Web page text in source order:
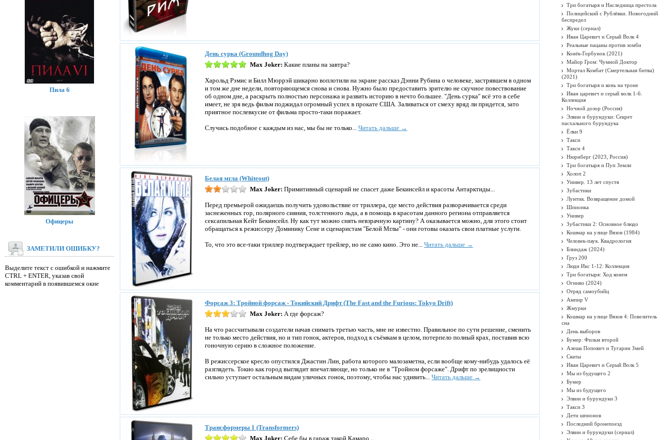
День сурка (Groundhog Day)
Max Joker: Какие планы на завтра?
Харольд Рэмис и Билл Мюррэй шикарно воплотили на экране рассказ Дэнни Рубина о человеке, застрявшем в одном
и том же дне недели, повторяющемся снова и снова. Нужно было предоставить зрителю не скучное повествование
об одном дне, а раскрыть полностью персонажа и развить историю в нечто большее. "День сурка" всё это в себе
имеет, не зря ведь фильм поджидал огромный успех в прокате США. Заливаться от смеху вряд ли придется, зато
приятное послевкусие от фильма просто-таки поражает.
Случись подобное с каждым из нас, мы бы не только... Читать дальше →
Белая мгла (Whiteout)
Max Joker: Примитивный сценарий не спасет даже Бекинсейл и красоты Антарктиды...
Перед премьерой ожидаешь получить удовольствие от триллера, где место действия разворачивается среди
заснеженных гор, полярного сияния, толстенного льда, а в помощь в красотам данного региона отправляется
сексапильная Кейт Бекинсейл. Ну как тут можно снять невзрачную картину? А оказывается можно, для этого стоит
обращаться к режиссеру Доминику Сене и сценаристам "Белой Мглы" - они готовы оказать свои платные услуги.
То, что это все-таки триллер подтверждает трейлер, но не само кино. Это не... Читать дальше →
Форсаж 3: Тройной форсаж - Токийский Дрифт (The Fast and the Furious: Tokyo Drift)
Max Joker: А где форсаж?
На что рассчитывали создатели начав снимать третью часть, мне не известно. Правильное по сути решение, сменить
не только место действия, но и тип гонок, актеров, подход к съёмкам в целом, потерпело полный крах, поставив всю
гоночную серию в сложное положение.
В режиссерское кресло опустился Джастин Лин, работа которого малозаметна, если вообще кому-нибудь удалось её
разглядеть. Токио как город выглядит впечатляюще, но только не в "Тройном форсаже". Дрифт по зрелищности
сильно уступает остальным видам уличных гонок, поэтому, чтобы нас удивить... Читать дальше →
Трансформеры 1 (Transformers)
Max Joker: Себе бы в гараж такой Камаро...
Пила 6
Офицеры
ЗАМЕТИЛИ ОШИБКУ?
Выделите текст с ошибкой и нажмите
CTRL + ENTER, указав свой
комментарий в появившемся окне
Три богатыря и Наследница престола
Полицейский с Рублёвки. Новогодний
беспредел
Жуки (сериал)
Иван Царевич и Серый Волк 4
Реальные пацаны против зомби
Конёк-Горбунок (2021)
Майор Гром: Чумной Доктор
Мортал Комбат (Смертельная битва)
(2021)
Три богатыря и конь на троне
Иван царевич и серый волк 1-6.
Коллекция
Ночной дозор (Россия)
Элвин и бурундуки: Секрет
пасхального бурундука
Ёлки 9
Такси
Такси 4
Нюрнберг (2023, Россия)
Три богатыря и Пуп Земли
Холоп 2
Универ. 13 лет спустя
Зубастики
Лунтик. Возвращение домой
Шпионка
Универ
Зубастики 2: Основное блюдо
Кошмар на улице Вязов (1984)
Человек-паук. Квадрология
Блиндаж (2024)
Груз 200
Люди Икс 1-12: Коллекция
Три богатыря: Ход конем
Огниво (2024)
Отряд самоубийц
Ампир V
Жмурки
Кошмар на улице Вязов 4: Повелитель
сна
День выборов
Бумер: Фильм второй
Алеша Попович и Тугарин Змей
Сваты
Иван Царевич и Серый Волк 5
Мы из будущего 2
Бумер
Мы из будущего
Элвин и бурундуки 3
Такси 3
Дети шпионов
Последний бронепоезд
Элвин и бурундуки (сериал)